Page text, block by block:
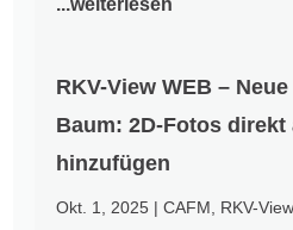
RKV-View WEB –
Baum: 2D-Fotos direkt
hinzufügen
Okt. 1, 2025 |CAFM RKV-View